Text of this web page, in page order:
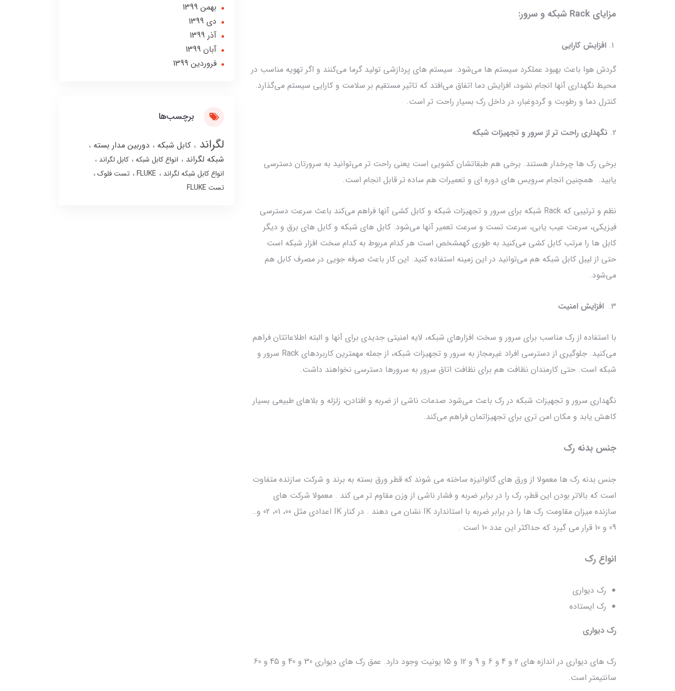
مزایای Rack شبکه و سرور:
افزایش کارایی
گردش هوا باعث بهبود عملکرد سیستم ها می‌شود. سیستم های پردازشی تولید گرما می‌کنند و اگر تهویه مناسب در
محیط نگهداری آنها انجام نشود، افزایش دما اتفاق می‌افتد که تاثیر مستقیم بر سلامت و کارایی سیستم می‌گذارد.
کنترل دما و رطوبت و گردوغبار، در داخل رک بسیار راحت تر است.
2. نگهداری راحت تر از سرور و تجهیزات شبکه
برخی رک ها چرخدار هستند. برخی هم طبقاتشان کشویی است یعنی راحت تر می‌توانید به سرورتان دسترسی
یابید. همچنین انجام سرویس های دوره ای و تعمیرات هم ساده تر قابل انجام است.
نظم و ترتیبی که Rack شبکه برای سرور و تجهیزات شبکه و کابل کشی آنها فراهم می‌کند باعث سرعت دسترسی
فیزیکی، سرعت عیب یابی، سرعت تست و سرعت تعمیر آنها می‌شود. کابل های شبکه و کابل های برق و دیگر
کابل ها را مرتب کابل کشی می‌کنید به طوری کهمشخص است هر کدام مربوط به کدام سخت افزار شبکه است
حتی از لیبل کابل شبکه هم می‌توانید در این زمینه استفاده کنید. این کار باعث صرفه جویی در مصرف کابل هم
می‌شود.
3. افزایش امنیت
با استفاده از رک مناسب برای سرور و سخت افزارهای شبکه، لایه امنیتی جدیدی برای آنها و البته اطلاعاتتان فراهم
می‌کنید. جلوگیری از دسترسی افراد غیرمجاز به سرور و تجهیزات شبکه، از جمله مهمترین کاربردهای Rack سرور و
شبکه است. حتی کارمندان نظافت هم برای نظافت اتاق سرور به سرورها دسترسی نخواهند داشت.
نگهداری سرور و تجهیزات شبکه در رک باعث می‌شود صدمات ناشی از ضربه و افتادن، زلزله و بلاهای طبیعی بسیار
کاهش یابد و مکان امن تری برای تجهیزاتمان فراهم می‌کند.
جنس بدنه رک
جنس بدنه رک ها معمولا از ورق های گالوانیزه ساخته می شوند که قطر ورق بسته به برند و شرکت سازنده متفاوت
است که بالاتر بودن این قطر، رک را در برابر ضربه و فشار ناشی از وزن مقاوم تر می کند . معمولا شرکت های
سازنده میزان مقاومت رک ها را در برابر ضربه با استاندارد IK نشان می دهند . در کنار IK اعدادی مثل 00، 01، 02 و…
09 و 10 قرار می گیرد که حداکثر این عدد 10 است .
انواع رک
رک دیواری
رک ایستاده
رک دیواری
رک های دیواری در اندازه های 2 و 4 و 6 و 9 و 12 و 15 یونیت وجود دارد. عمق رک های دیواری 30 و 40 و 45 و 60
سانتیمتر است.
بهمن 1399
دی 1399
آذر 1399
آبان 1399
فروردین 1399
برچسب‌ها
لگراند کابل شبکه
دوربین مدار بسته
شبکه لگراند
انواع کابل شبکه
کابل لگراند
انواع کابل شبکه لگراند
FLUKE
تست فلوک
تست FLUKE